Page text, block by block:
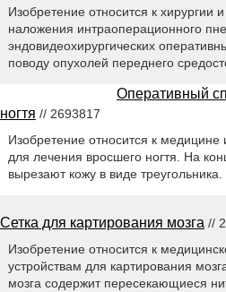
Изобретение относится к
наложения интраоперационного
эндовидеохирургических
поводу опухолей переднего
Оперативный
ногтя // 2693817
Изобретение относится к
для лечения вросшего ногтя. На
вырезают кожу в виде треугольника.
Сетка для картирования мозга //
Изобретение относится к
устройствам для картирования
мозга содержит пересекающиеся